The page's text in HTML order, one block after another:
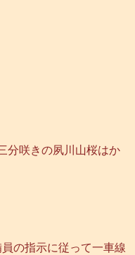
分咲きの夙川山桜はか
の指示に従って一車線